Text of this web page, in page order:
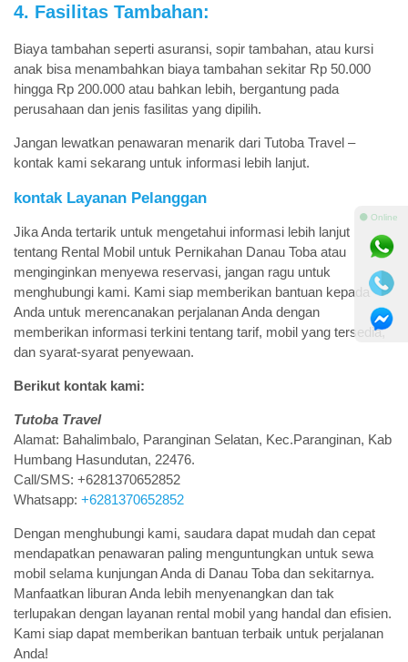
4. Fasilitas Tambahan:
Biaya tambahan seperti asuransi, sopir tambahan, atau kursi
anak bisa menambahkan biaya tambahan sekitar Rp 50.000
hingga Rp 200.000 atau bahkan lebih, bergantung pada
perusahaan dan jenis fasilitas yang dipilih.
Jangan lewatkan penawaran menarik dari Tutoba Travel –
kontak kami sekarang untuk informasi lebih lanjut.
kontak Layanan Pelanggan
Jika Anda tertarik untuk mengetahui informasi lebih lanjut
tentang Rental Mobil untuk Pernikahan Danau Toba atau
menginginkan menyewa reservasi, jangan ragu untuk
menghubungi kami. Kami siap memberikan bantuan kepada
Anda untuk merencanakan perjalanan Anda dengan
memberikan informasi terkini tentang tarif, mobil yang tersedia,
dan syarat-syarat penyewaan.
Berikut kontak kami:
Tutoba Travel
Alamat: Bahalimbalo, Paranginan Selatan, Kec.Paranginan, Kab
Humbang Hasundutan, 22476.
Call/SMS: +6281370652852
Whatsapp: +6281370652852
Dengan menghubungi kami, saudara dapat mudah dan cepat
mendapatkan penawaran paling menguntungkan untuk sewa
mobil selama kunjungan Anda di Danau Toba dan sekitarnya.
Manfaatkan liburan Anda lebih menyenangkan dan tak
terlupakan dengan layanan rental mobil yang handal dan efisien.
Kami siap dapat memberikan bantuan terbaik untuk perjalanan
Anda!
⚫ Online